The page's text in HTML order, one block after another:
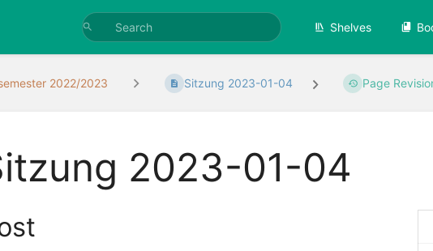
Shelves
2022/2023 Sitzung 2023-01-04 Page
2023-01-04